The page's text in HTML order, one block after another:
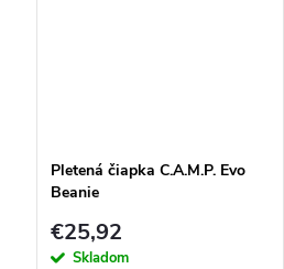
Pletená čiapka C.A.M.P. Evo
Beanie
€25,92
Skladom